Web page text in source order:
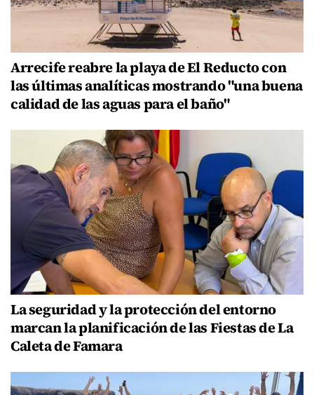
Arrecife reabre la playa de El Reducto con
las últimas analíticas mostrando "una buena
calidad de las aguas para el baño"
La seguridad y la protección del entorno
marcan la planificación de las Fiestas de La
Caleta de Famara